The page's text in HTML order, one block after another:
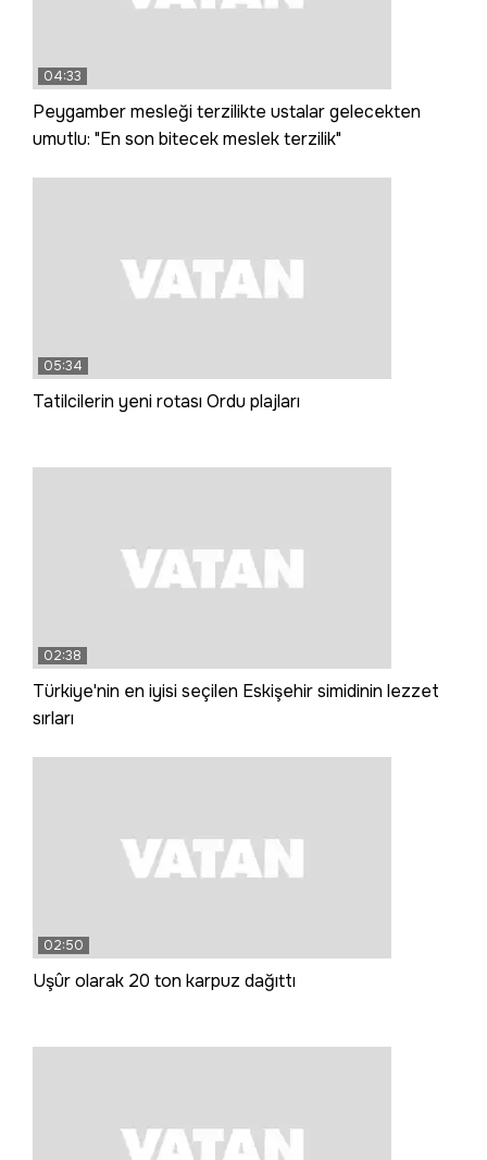
04:33
Peygamber mesleği terzilikte ustalar gelecekten
umutlu: "En son bitecek meslek terzilik"
05:34
Tatilcilerin yeni rotası Ordu plajları
02:38
Türkiye'nin en iyisi seçilen Eskişehir simidinin lezzet
sırları
02:50
Uşûr olarak 20 ton karpuz dağıttı